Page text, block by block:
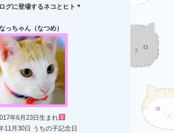
グに登場するネコとヒト＊
っちゃん（なつめ）
年6月23日生まれ
11月30日 うちの子記念日